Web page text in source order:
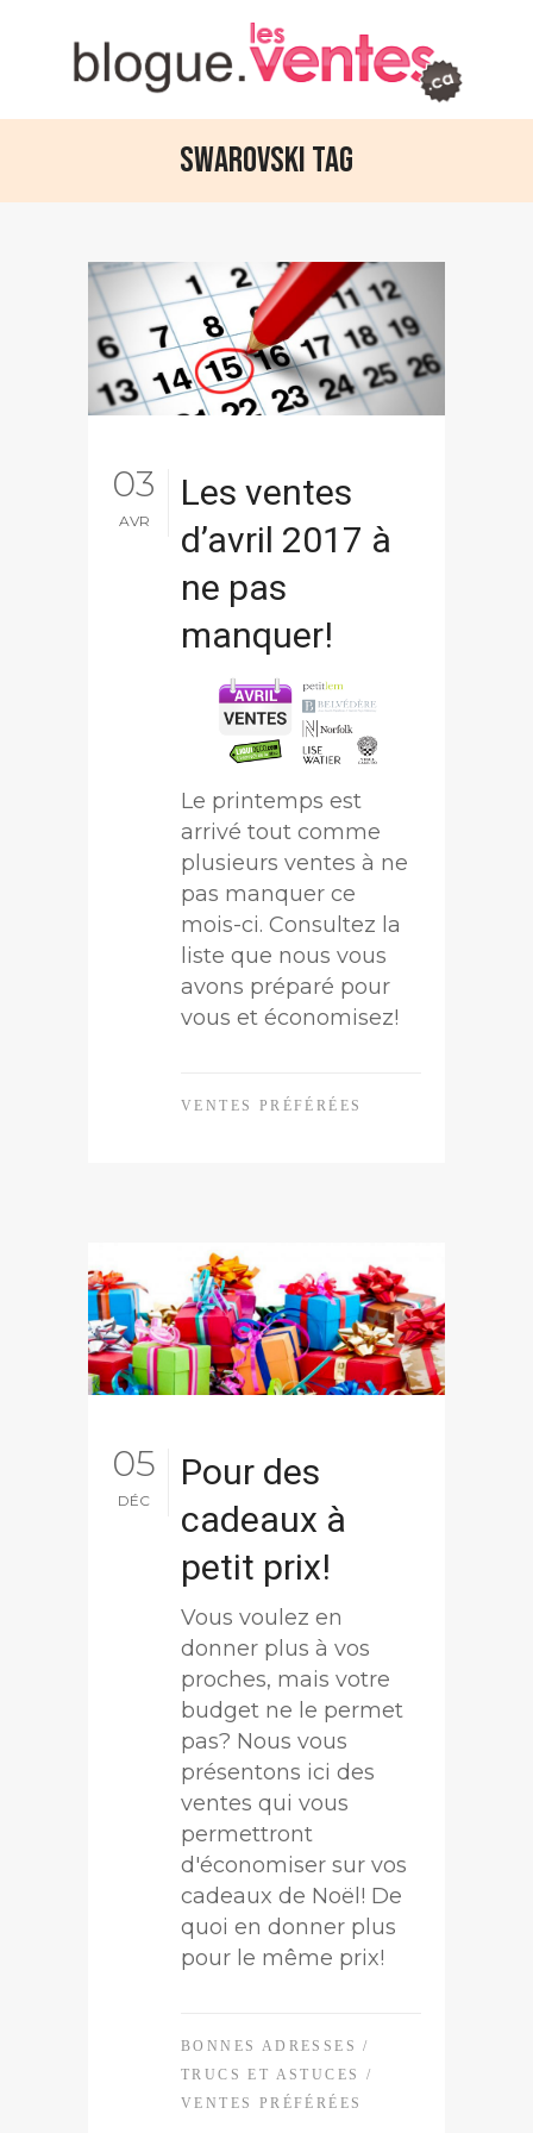
Swarovski Tag
03
AVR
Les ventes
d’avril 2017 à
ne pas
manquer!
Le printemps est
arrivé tout comme
plusieurs ventes à ne
pas manquer ce
mois-ci. Consultez la
liste que nous vous
avons préparé pour
vous et économisez!
VENTES PRÉFÉRÉES
05
DÉC
Pour des
cadeaux à
petit prix!
Vous voulez en
donner plus à vos
proches, mais votre
budget ne le permet
pas? Nous vous
présentons ici des
ventes qui vous
permettront
d'économiser sur vos
cadeaux de Noël! De
quoi en donner plus
pour le même prix!
BONNES ADRESSES /
TRUCS ET ASTUCES
/
VENTES PRÉFÉRÉES